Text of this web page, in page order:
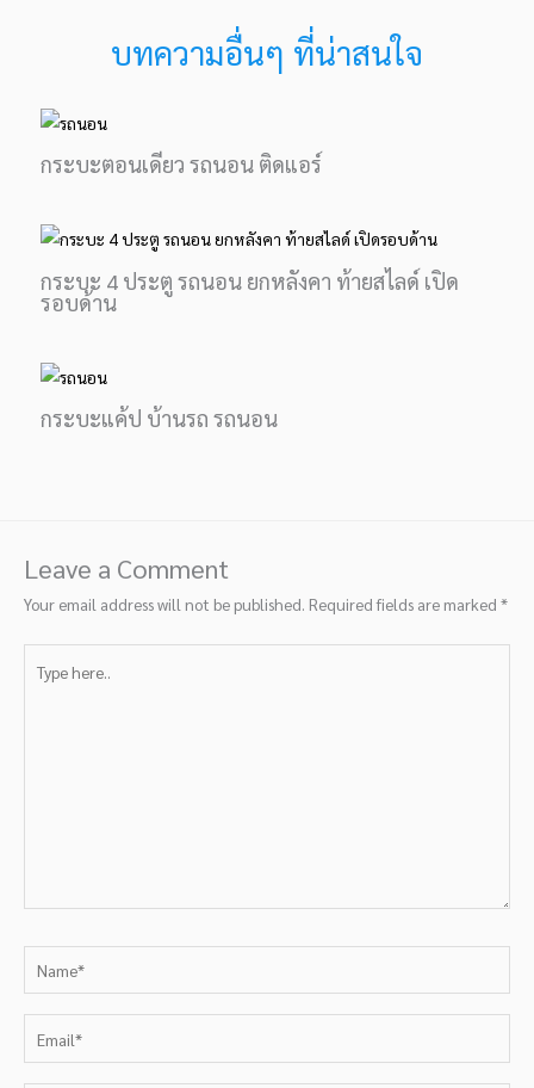
บทความอื่นๆ ที่น่าสนใจ
กระบะตอนเดียว รถนอน ติดแอร์
กระบะ 4 ประตู รถนอน ยกหลังคา ท้ายสไลด์ เปิด
รอบด้าน
กระบะแค้ป บ้านรถ รถนอน
Leave a Comment
Your email address will not be published. Required fields are marked *
here..